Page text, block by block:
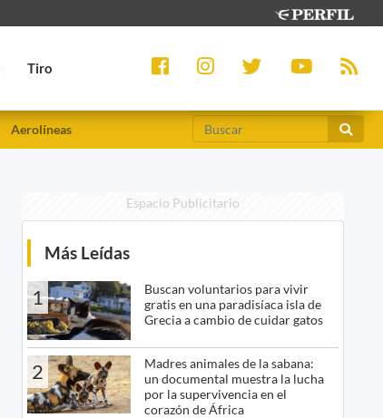
Tiro
Aerolíneas
Espacio Publicitario
Más Leídas
1
Buscan voluntarios para vivir
gratis en una paradisíaca isla de
Grecia a cambio de cuidar gatos
2
Madres animales de la sabana:
un documental muestra la lucha
por la supervivencia en el
corazón de África